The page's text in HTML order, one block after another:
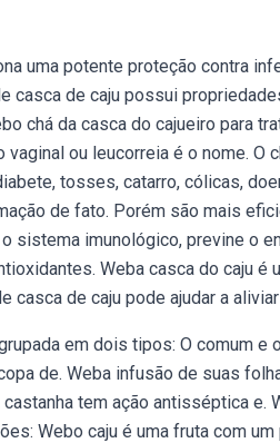
uma potente proteção contra
casca de caju possui
chá da casca do cajueiro para
ou leucorreia é o nome. O
tosses, catarro, cólicas,
de fato. Porém são mais
sistema imunológico, previne o
Weba casca do caju é
casca de caju pode ajudar a
em dois tipos: O comum e
de. Weba infusão de suas
tem ação antisséptica e.
Webo caju é uma fruta com